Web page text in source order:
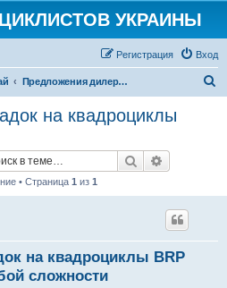
УКРАИНЫ
Вход
Регистрация
Предложения дилеров, импортеров, салонов и сервисов
на квадроциклы
Поиск
• Страница 1 из 1
на квадроциклы BRP
сложности